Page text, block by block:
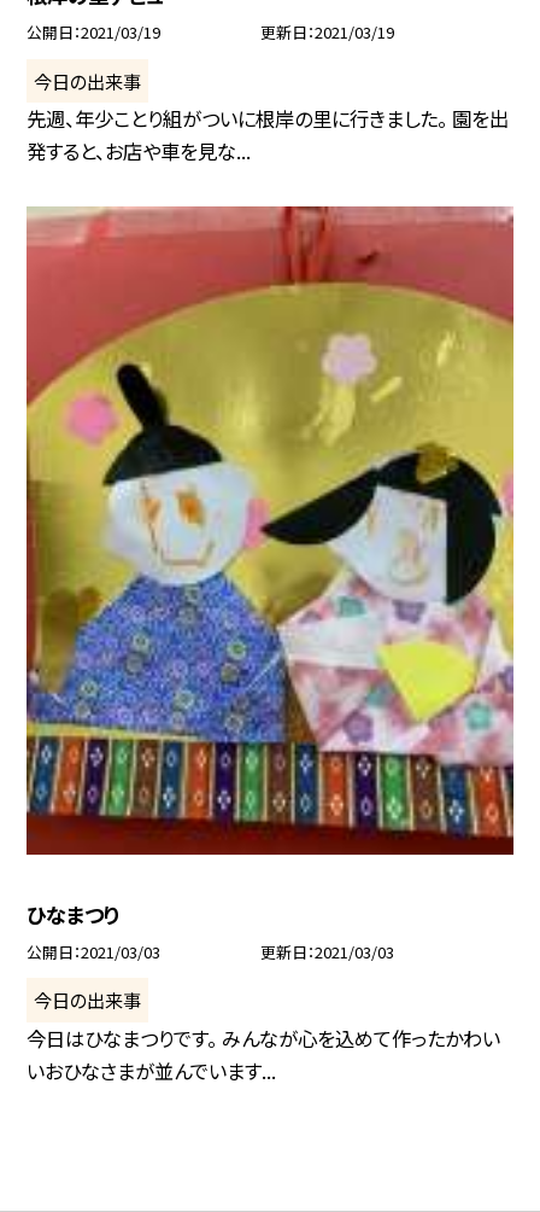
公開日 2021/03/19 更新日 2021/03/19
今日の出来事
先週、年少ことり組がついに根岸の里に行きました。 園を出
発すると、お店や車を見な...
ひなまつり
公開日 2021/03/03 更新日 2021/03/03
今日の出来事
今日はひなまつりです。 みんなが心を込めて作ったかわい
いおひなさまが並んでいます...